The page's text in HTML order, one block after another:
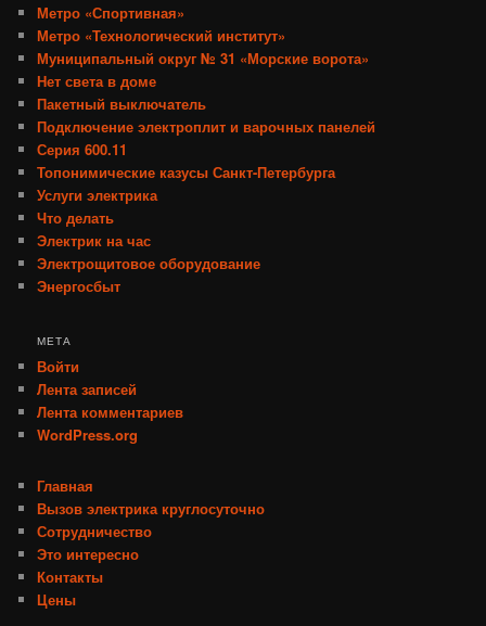
Метро «Спортивная»
Метро «Технологический институт»
Муниципальный округ № 31 «Морские ворота»
Нет света в доме
Пакетный выключатель
Подключение электроплит и варочных панелей
Серия 600.11
Топонимические казусы Санкт-Петербурга
Услуги электрика
Что делать
Электрик на час
Электрощитовое оборудование
Энергосбыт
МЕТА
Войти
Лента записей
Лента комментариев
WordPress.org
Главная
Вызов электрика круглосуточно
Сотрудничество
Это интересно
Контакты
Цены